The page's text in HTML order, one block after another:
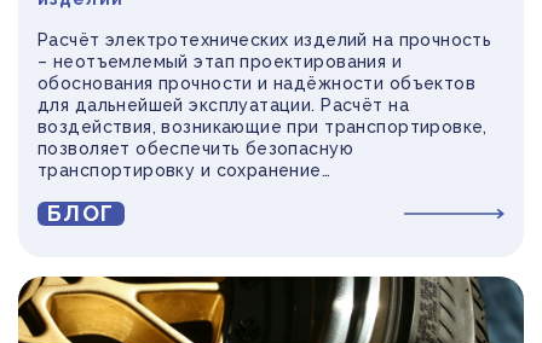
Расчёт электротехнических изделий на прочность
– неотъемлемый этап проектирования и
обоснования прочности и надёжности объектов
для дальнейшей эксплуатации. Расчёт на
воздействия, возникающие при транспортировке,
позволяет обеспечить безопасную
транспортировку и сохранение
БЛОГ